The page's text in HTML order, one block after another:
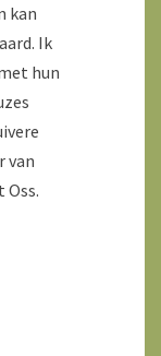
kan
Ik
hun
van